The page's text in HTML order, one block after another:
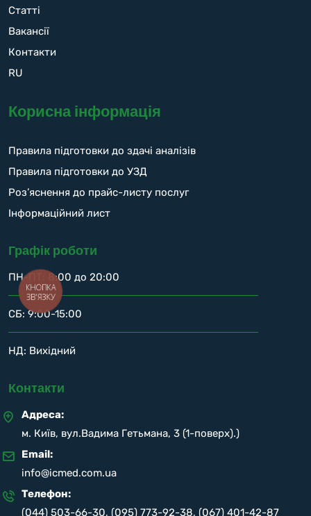
Статті
Вакансії
Контакти
RU
Корисна інформація
Правила підготовки до здачі аналізів
Правила підготовки до УЗД
Роз’яснення до прайс-листу послуг
Інформаційний лист
Графік роботи
ПН-ПТ: 8:00 до 20:00
СБ: 9:00-15:00
НД: Вихідний
Контакти
Адреса:
м. Київ, вул.Вадима Гетьмана, 3 (1-поверх).)
Email:
info@icmed.com.ua
Телефон:
(044) 503-66-30, (095) 773-92-38, (067) 401-42-87
КНОПКА
ЗВ'ЯЗКУ